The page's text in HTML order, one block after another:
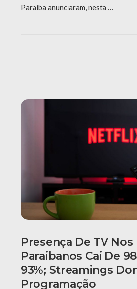
Paraíba anunciaram, nesta …
Presença De TV Nos
Paraibanos Cai De
93%; Streamings
Programação